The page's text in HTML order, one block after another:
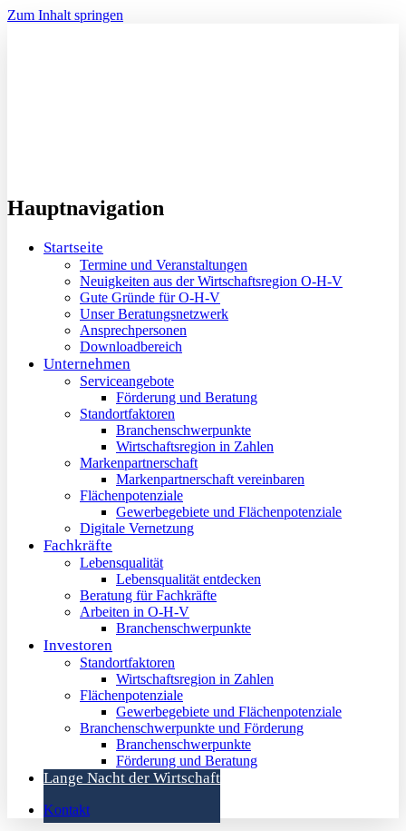
Zum Inhalt springen
Hauptnavigation
Startseite
Termine und Veranstaltungen
Neuigkeiten aus der Wirtschaftsregion O-H-V
Gute Gründe für O-H-V
Unser Beratungsnetzwerk
Ansprechpersonen
Downloadbereich
Unternehmen
Serviceangebote
Förderung und Beratung
Standortfaktoren
Branchenschwerpunkte
Wirtschaftsregion in Zahlen
Markenpartnerschaft
Markenpartnerschaft vereinbaren
Flächenpotenziale
Gewerbegebiete und Flächenpotenziale
Digitale Vernetzung
Fachkräfte
Lebensqualität
Lebensqualität entdecken
Beratung für Fachkräfte
Arbeiten in O-H-V
Branchenschwerpunkte
Investoren
Standortfaktoren
Wirtschaftsregion in Zahlen
Flächenpotenziale
Gewerbegebiete und Flächenpotenziale
Branchenschwerpunkte und Förderung
Branchenschwerpunkte
Förderung und Beratung
Lange Nacht der Wirtschaft
Kontakt